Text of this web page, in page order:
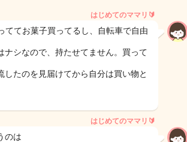
はじめてのママリ🔰
ててお菓子買ってるし、自転車で自由
シなので、持たせてません。買って
たのを見届けてから自分は買い物と
はじめてのママリ🔰
のは